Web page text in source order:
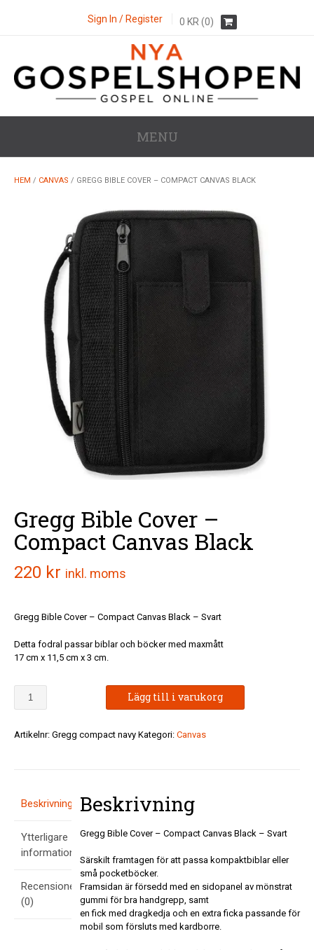
Sign In / Register 0 KR (0)
MENU
HEM / CANVAS / GREGG BIBLE COVER – COMPACT CANVAS BLACK
Gregg Bible Cover –
Compact Canvas Black
220 kr inkl. moms
Gregg Bible Cover – Compact Canvas Black – Svart
Detta fodral passar biblar och böcker med maxmått
17 cm x 11,5 cm x 3 cm.
Bible
-
Lägg till i varukorg
Artikelnr: Gregg compact navy Kategori: Canvas
Beskrivning
Ytterligare
information
Recensioner
(0)
Beskrivning
Gregg Bible Cover – Compact Canvas Black – Svart
Särskilt framtagen för att passa kompaktbiblar eller
små pocketböcker.
Framsidan är försedd med en sidopanel av mönstrat
gummi för bra handgrepp, samt
en fick med dragkedja och en extra ficka passande för
mobil som försluts med kardborre.